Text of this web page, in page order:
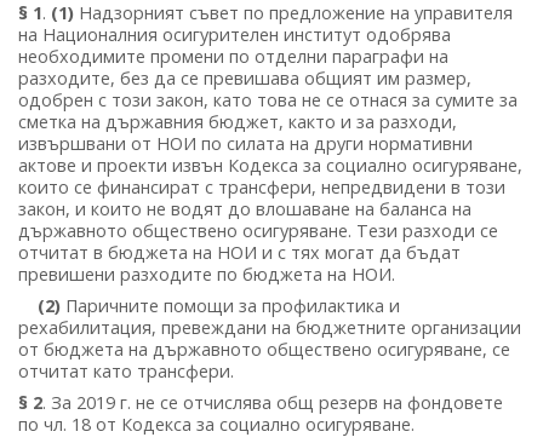
§ 1. (1) Надзорният съвет по предложение на управителя
на Националния осигурителен институт одобрява
необходимите промени по отделни параграфи на
разходите, без да се превишава общият им размер,
одобрен с този закон, като това не се отнася за сумите за
сметка на държавния бюджет, както и за разходи,
извършвани от НОИ по силата на други нормативни
актове и проекти извън Кодекса за социално осигуряване,
които се финансират с трансфери, непредвидени в този
закон, и които не водят до влошаване на баланса на
държавното обществено осигуряване. Тези разходи се
отчитат в бюджета на НОИ и с тях могат да бъдат
превишени разходите по бюджета на НОИ.
(2) Паричните помощи за профилактика и
рехабилитация, превеждани на бюджетните организации
от бюджета на държавното обществено осигуряване, се
отчитат като трансфери.
§ 2. За 2019 г. не се отчислява общ резерв на фондовете
по чл. 18 от Кодекса за социално осигуряване.